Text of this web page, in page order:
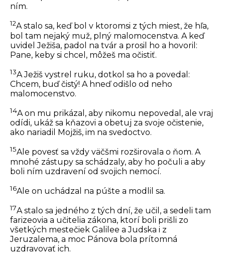
ním.
12A stalo sa, keď bol v ktoromsi z tých miest, že hľa,
bol tam nejaký muž, plný malomocenstva. A keď
uvidel Ježiša, padol na tvár a prosil ho a hovoril:
Pane, keby si chcel, môžeš ma očistiť.
13A Ježiš vystrel ruku, dotkol sa ho a povedal:
Chcem, buď čistý! A hneď odišlo od neho
malomocenstvo.
14A on mu prikázal, aby nikomu nepovedal, ale vraj
odídi, ukáž sa kňazovi a obetuj za svoje očistenie,
ako nariadil Mojžiš, im na svedoctvo.
15Ale povesť sa vždy väčšmi rozširovala o ňom. A
mnohé zástupy sa schádzaly, aby ho počuli a aby
boli ním uzdravení od svojich nemocí.
16Ale on uchádzal na púšte a modlil sa.
17A stalo sa jedného z tých dní, že učil, a sedeli tam
farizeovia a učitelia zákona, ktorí boli prišli zo
všetkých mestečiek Galilee a Judska i z
Jeruzalema, a moc Pánova bola prítomná
uzdravovať ich.